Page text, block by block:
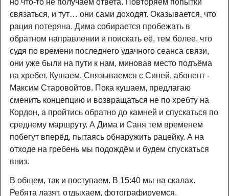
но что-то не получаем ответа. Повторяем попытки
связаться, и тут… они сами доходят. Оказывается, что
рация потеряна. Дима собирается пробежать в
обратном направлении и поискать её, тем более, что
судя по времени последнего удачного сеанса связи,
они уже были на пути к нам, миновав место подъёма
на хребет. Кушаем. Связываемся с Синей, абонент -
Максим Старовойтов. Пока кушаем, предлагаю
сменить концепцию и возвращаться не по хребту на
Кордон, а пройтись обратно до камней и спускаться по
среднему маршруту. А Дима и Саня тем временем
побегут вперёд, пытаясь обнаружить рацейку. А на
отходе на гребень мы подождём и будем спускаться
вниз.
В общем, так и поступаем. В 15:40 мы на скалах.
Ребята лазят, отдыхаем, фотографируемся.